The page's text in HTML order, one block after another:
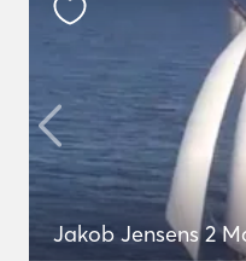
Jakob Jensens 2